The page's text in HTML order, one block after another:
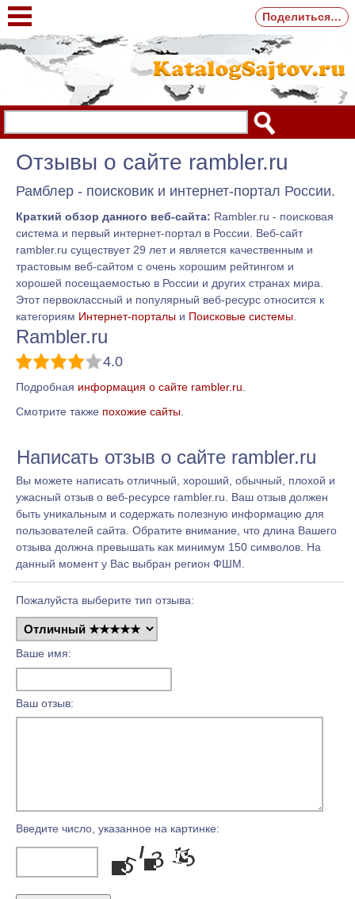
Отзывы о сайте rambler.ru
Рамблер - поисковик и интернет-портал России.
Краткий обзор данного веб-сайта: Rambler.ru - поисковая
система и первый интернет-портал в России. Веб-сайт
rambler.ru существует 29 лет и является качественным и
трастовым веб-сайтом с очень хорошим рейтингом и
хорошей посещаемостью в России и других странах мира.
Этот первоклассный и популярный веб-ресурс относится к
категориям Интернет-порталы и Поисковые системы
Rambler.ru
4.0
Подробная информация о сайте rambler.ru
Смотрите также похожие сайты.
Написать отзыв о сайте rambler.ru
Вы можете написать отличный, хороший, обычный, плохой и
ужасный отзыв о веб-ресурсе rambler.ru. Ваш отзыв должен
быть уникальным и содержать полезную информацию для
пользователей сайта. Обратите внимание, что длина Вашего
отзыва должна превышать как минимум 150 символов. На
данный момент у Вас выбран регион ФШМ.
Пожалуйста выберите тип отзыва:
Ваше имя:
Ваш отзыв:
Введите число, указанное на картинке:
Поделиться…